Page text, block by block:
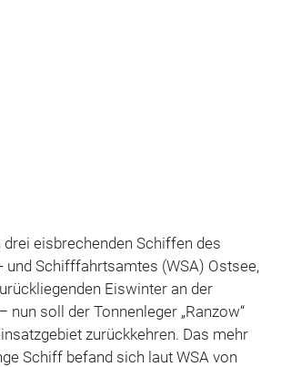
drei eisbrechenden Schiffen des
und Schifffahrtsamtes (WSA) Ostsee,
Eiswinter an der
nun soll der Tonnenleger „Ranzow“
zurückkehren. Das mehr
Schiff befand sich laut WSA von